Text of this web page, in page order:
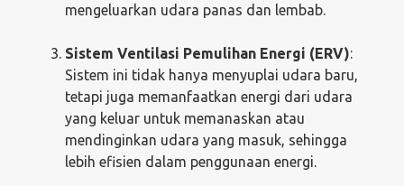
mengeluarkan udara panas dan lembab.
Sistem Ventilasi Pemulihan Energi (ERV):
Sistem ini tidak hanya menyuplai udara baru,
tetapi juga memanfaatkan energi dari udara
yang keluar untuk memanaskan atau
mendinginkan udara yang masuk, sehingga
lebih efisien dalam penggunaan energi.